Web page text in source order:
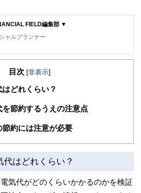
FIELD編集部 ▼
ャルプランナー
編集部は、金融、経済に関する記事を、日々
でも理解できるようわかりやすく発信していま
「お金や暮らし」に関する書籍・雑誌の編集経
れ、企画立案から記事掲載まですべての工程に
DCプランナー、公認会計士、社会保険労務
、投資アナリスト、キャリアコンサルタントな
れる年金や税金、相続、保険、ローンなどの話
く発信している点です。
目次 [非表示]
どれくらい？
を節約するうえの注意点
約には注意が必要
代はどれくらい？
気代がどのくらいかかるのかを検証